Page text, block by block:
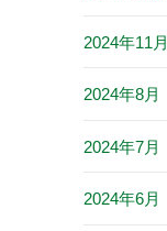
2024年11月
2024年8月
2024年7月
2024年6月